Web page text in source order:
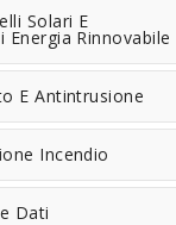
Solari E
Rinnovabile
E Antintrusione
Incendio
Dati